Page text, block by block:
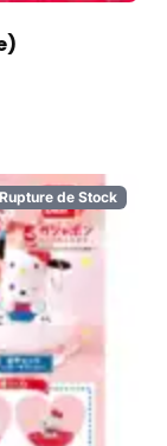
Rupture de Stock